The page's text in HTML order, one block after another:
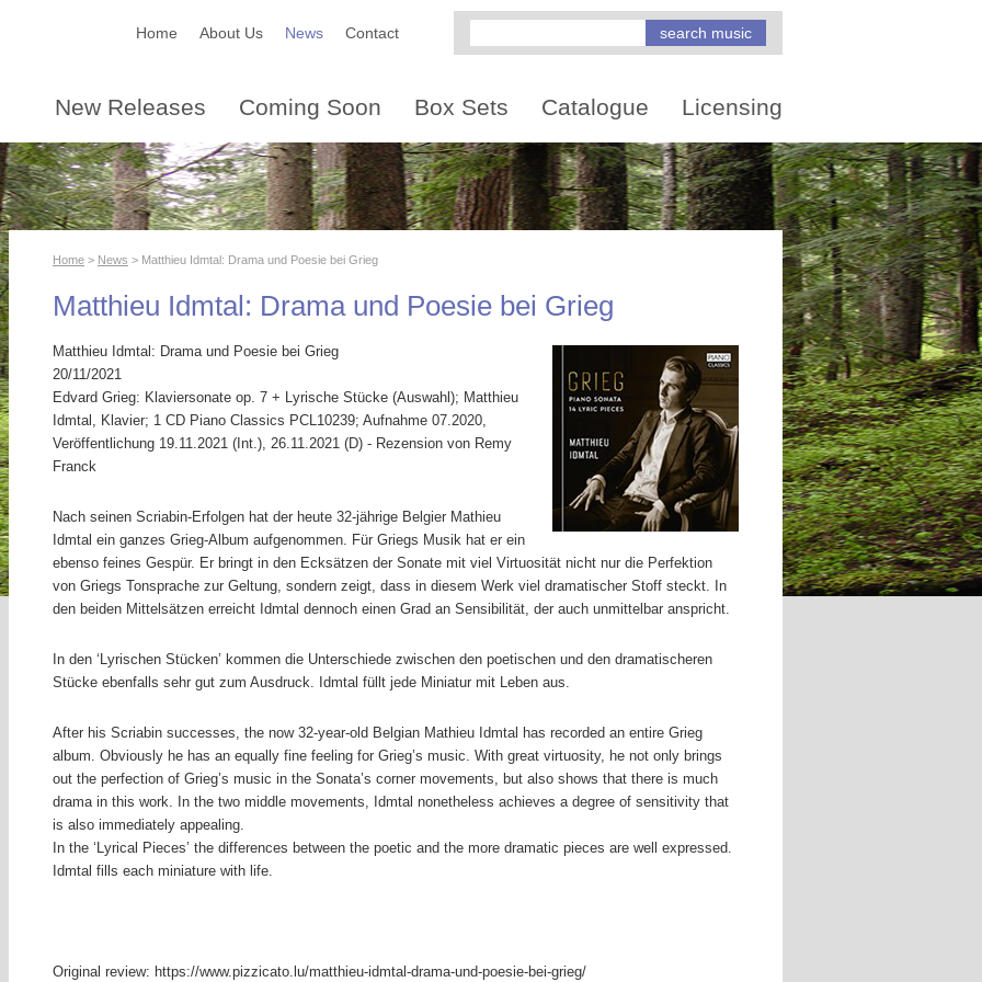
Home About Us News Contact
New Releases Coming Soon Box Sets Catalogue Licensing
Home > News > Matthieu Idmtal: Drama und Poesie bei Grieg
Matthieu Idmtal: Drama und Poesie bei Grieg
Matthieu Idmtal: Drama und Poesie bei Grieg
20/11/2021
Edvard Grieg: Klaviersonate op. 7 + Lyrische Stücke (Auswahl); Matthieu
Idmtal, Klavier; 1 CD Piano Classics PCL10239; Aufnahme 07.2020,
Veröffentlichung 19.11.2021 (Int.), 26.11.2021 (D) - Rezension von Remy
Franck
Nach seinen Scriabin-Erfolgen hat der heute 32-jährige Belgier Mathieu
Idmtal ein ganzes Grieg-Album aufgenommen. Für Griegs Musik hat er ein
ebenso feines Gespür. Er bringt in den Ecksätzen der Sonate mit viel Virtuosität nicht nur die Perfektion
von Griegs Tonsprache zur Geltung, sondern zeigt, dass in diesem Werk viel dramatischer Stoff steckt. In
den beiden Mittelsätzen erreicht Idmtal dennoch einen Grad an Sensibilität, der auch unmittelbar anspricht.
In den ‘Lyrischen Stücken’ kommen die Unterschiede zwischen den poetischen und den dramatischeren
Stücke ebenfalls sehr gut zum Ausdruck. Idmtal füllt jede Miniatur mit Leben aus.
After his Scriabin successes, the now 32-year-old Belgian Mathieu Idmtal has recorded an entire Grieg
album. Obviously he has an equally fine feeling for Grieg’s music. With great virtuosity, he not only brings
out the perfection of Grieg’s music in the Sonata’s corner movements, but also shows that there is much
drama in this work. In the two middle movements, Idmtal nonetheless achieves a degree of sensitivity that
is also immediately appealing.
In the ‘Lyrical Pieces’ the differences between the poetic and the more dramatic pieces are well expressed.
Idmtal fills each miniature with life.
Original review: https://www.pizzicato.lu/matthieu-idmtal-drama-und-poesie-bei-grieg/